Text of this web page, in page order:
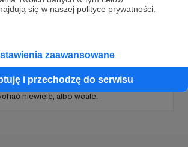
się w naszej polityce prywatności.
zaawansowane
i przechodzę do serwisu
Wizuale i muzyka: Michał
patronów 97595 zł miesięcznie
Zagraniczny to serwis o wydarzeniach
świecie, o których w polskich mediach
niewiele, albo wcale.